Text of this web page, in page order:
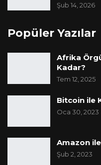
Şub 14, 2026
Popüler Yazılar
Afrika
Kadar?
Tem 12, 2025
Bitcoin ile
Oca 30, 2023
Amazon
Şub 2, 2023